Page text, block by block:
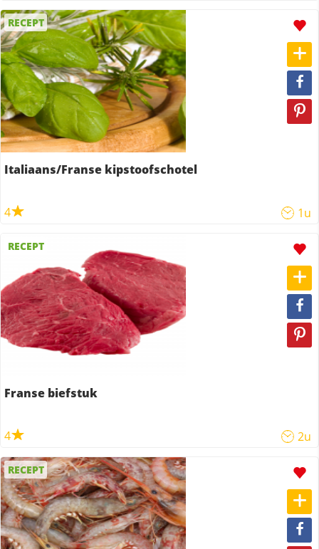
RECEPT
Italiaans/Franse kipstoofschotel
4 1u
RECEPT
Franse biefstuk
4 2u
RECEPT